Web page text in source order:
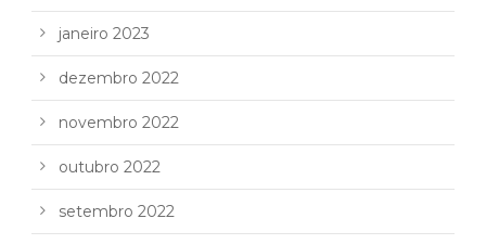
janeiro 2023
dezembro 2022
novembro 2022
outubro 2022
setembro 2022